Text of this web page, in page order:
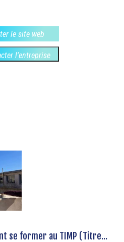
le site web
l'entreprise
se former au TIMP (Titre...